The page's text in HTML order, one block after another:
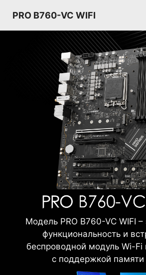
PRO B760-VC WIFI
Модель PRO B760-VC WIFI
функциональность и
беспроводной модуль Wi-Fi
с поддержкой памяти